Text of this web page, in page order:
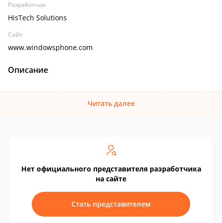
Разработчик
HisTech Solutions
Сайт
www.windowsphone.com
Описание
Читать далее
Нет официального представителя разработчика
на сайте
Стать представителем